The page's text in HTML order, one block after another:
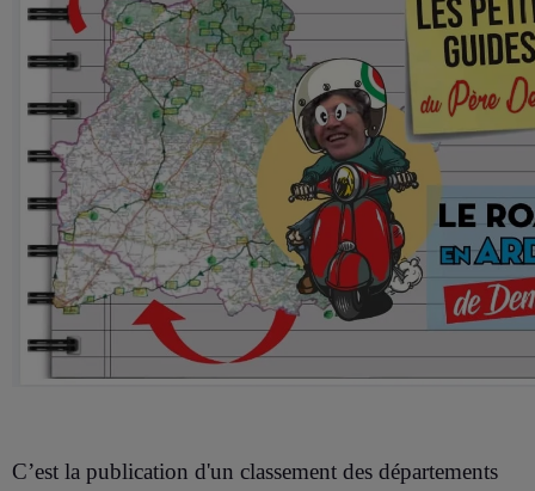
C’est la publication d'un classement des départements